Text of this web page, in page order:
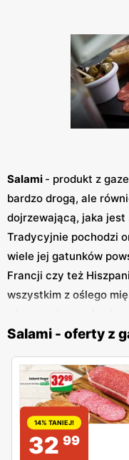
Salami - produkt z
bardzo drogą, ale
dojrzewającą, jaka
Tradycyjnie pochodzi
wiele jej gatunków
Francji czy też
wszystkim z oślego
charakterystyczną,
jakości słoniny,
je na kanapce, ale
towarzystwie
produkt w naprawdę
promocyjne.
Salami - oferty z
14% TANIEJ!
32 99